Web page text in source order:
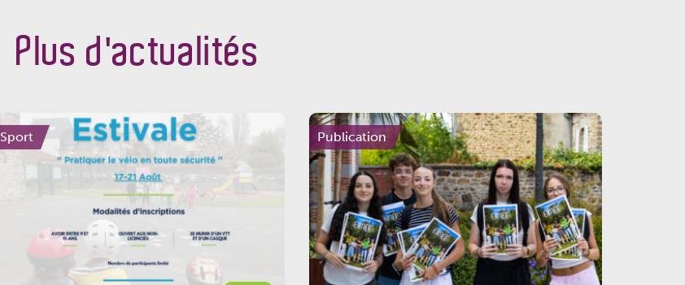
Plus d'actualités
Sport Publication